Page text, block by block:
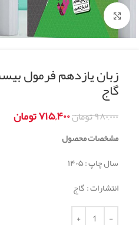
Click to enlarge
زبان یازدهم فرمول
گاج
۹۸۰,۰۰۰تومان۷۱۵,۴۰۰تومان
مشخصات محصول
سال چاپ : ۱۴۰۵
انتشارات : گاج